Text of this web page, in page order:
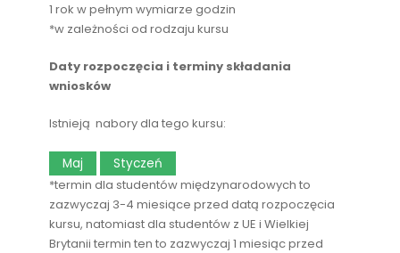
1 rok w pełnym wymiarze godzin
*w zależności od rodzaju kursu
Daty rozpoczęcia i terminy składania
wniosków
Istnieją nabory dla tego kursu:
Maj
Styczeń
*termin dla studentów międzynarodowych to
zazwyczaj 3-4 miesiące przed datą rozpoczęcia
kursu, natomiast dla studentów z UE i Wielkiej
Brytanii termin ten to zazwyczaj 1 miesiąc przed